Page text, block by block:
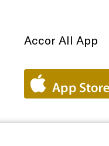
Accor All App